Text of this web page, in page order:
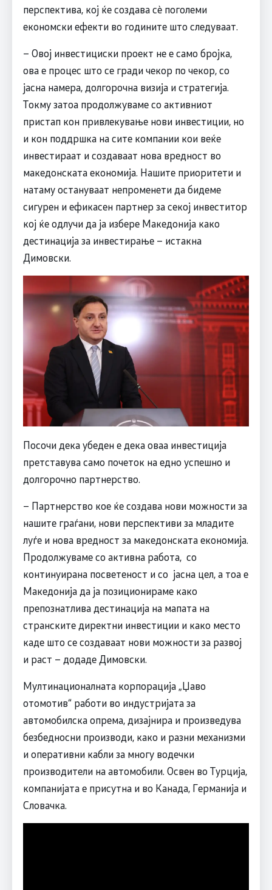
перспектива, кој ќе создава сѐ поголеми
економски ефекти во годините што следуваат.
– Овој инвестициски проект не е само бројка,
ова е процес што се гради чекор по чекор, со
јасна намера, долгорочна визија и стратегија.
Токму затоа продолжуваме со активниот
пристап кон привлекување нови инвестиции, но
и кон поддршка на сите компании кои веќе
инвестираат и создаваат нова вредност во
македонската економија. Нашите приоритети и
натаму остануваат непроменети да бидеме
сигурен и ефикасен партнер за секој инвеститор
кој ќе одлучи да ја избере Македонија како
дестинација за инвестирање – истакна
Димовски.
Посочи дека убеден е дека оваа инвестиција
претставува само почеток на едно успешно и
долгорочно партнерство.
– Партнерство кое ќе создава нови можности за
нашите граѓани, нови перспективи за младите
луѓе и нова вредност за македонската економија.
Продолжуваме со активна работа, со
континуирана посветеност и со јасна цел, а тоа е
Македонија да ја позиционираме како
препознатлива дестинација на мапата на
странските директни инвестиции и како место
каде што се создаваат нови можности за развој
и раст – додаде Димовски.
Мултинационалната корпорација „Џаво
отомотив“ работи во индустријата за
автомобилска опрема, дизајнира и произведува
безбедносни производи, како и разни механизми
и оперативни кабли за многу водечки
производители на автомобили. Освен во Турција,
компанијата е присутна и во Канада, Германија и
Словачка.